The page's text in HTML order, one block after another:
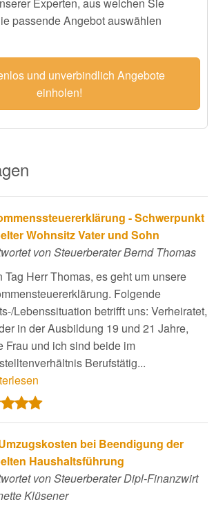
Experten, aus welchen Sie
passende Angebot auswählen
und unverbindlich Angebote
einholen!
- Schwerpunkt
Wohnsitz Vater und Sohn
von Steuerberater Bernd Thomas
Tag Herr Thomas, es geht um unsere
Folgende
Lebenssituation betrifft uns: Verheiratet,
in der Ausbildung 19 und 21 Jahre,
Frau und ich sind beide im
Berufstätig...
bei Beendigung der
Haushaltsführung
von Steuerberater Dipl-Finanzwirt
Klüsener